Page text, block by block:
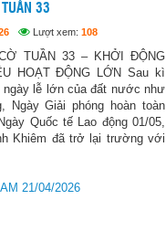
33
Lượt xem: 108
TUẦN 33 – KHỞI ĐỘNG
HOẠT ĐỘNG LỚN Sau kì
lễ lớn của đất nước như
Ngày Giải phóng hoàn toàn
Quốc tế Lao động 01/05,
Khiêm đã trở lại trường với
21/04/2026